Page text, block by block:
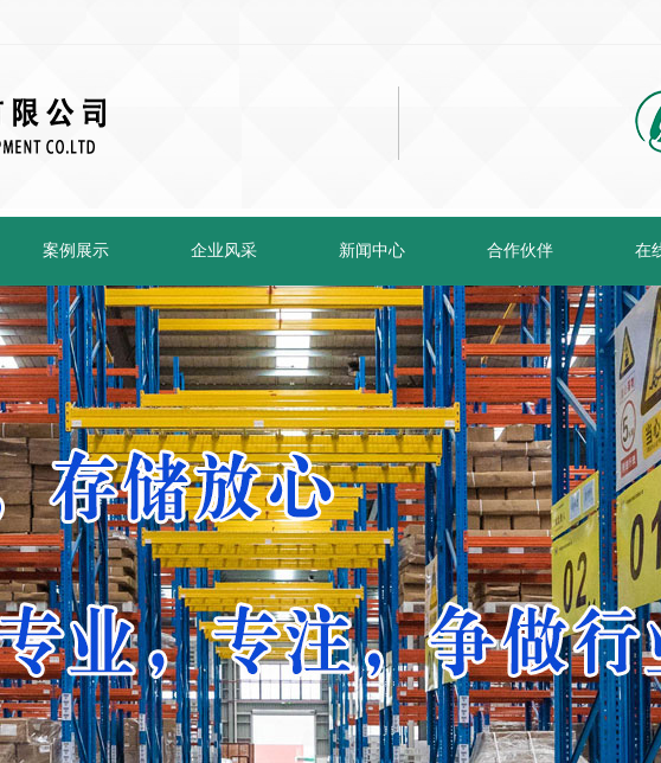
案例展示 企业风采 新闻中心 合作伙伴 在